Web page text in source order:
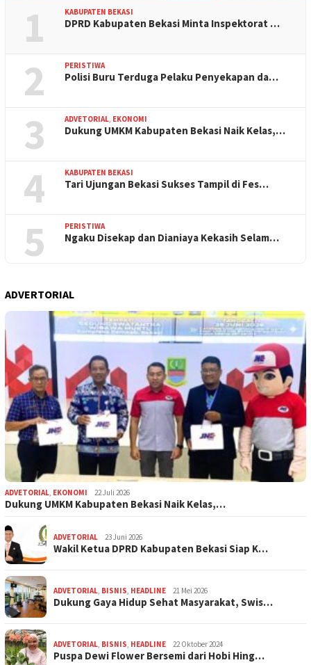
1 KABUPATEN BEKASI
DPRD Kabupaten Bekasi Minta Inspektorat …
2 PERISTIWA
Polisi Buru Terduga Pelaku Penyekapan da…
3 ADVETORIAL, EKONOMI
Dukung UMKM Kabupaten Bekasi Naik Kelas,…
4 KABUPATEN BEKASI
Tari Ujungan Bekasi Sukses Tampil di Fes…
5 PERISTIWA
Ngaku Disekap dan Dianiaya Kekasih Selam…
ADVERTORIAL
ADVETORIAL, EKONOMI 22 Juli 2026
Dukung UMKM Kabupaten Bekasi Naik Kelas,…
ADVETORIAL 23 Juni 2026
Wakil Ketua DPRD Kabupaten Bekasi Siap K…
ADVETORIAL, BISNIS, HEADLINE 21 Mei 2026
Dukung Gaya Hidup Sehat Masyarakat, Swis…
ADVETORIAL, BISNIS, HEADLINE 22 Oktober 2024
Puspa Dewi Flower Bersemi dari Hobi Hing…